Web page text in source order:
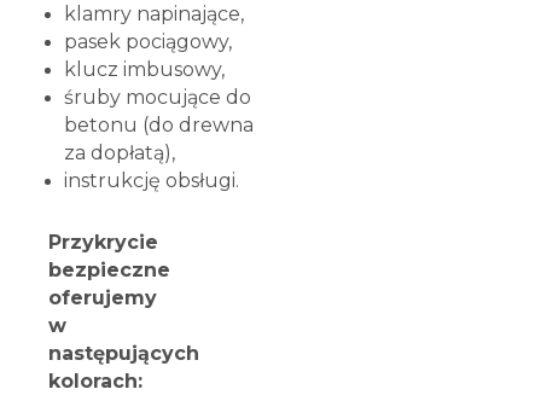
klamry napinające,
pasek pociągowy,
klucz imbusowy,
śruby mocujące do
betonu (do drewna
za dopłatą),
instrukcję obsługi.
Przykrycie
bezpieczne
oferujemy
w
następujących
kolorach: